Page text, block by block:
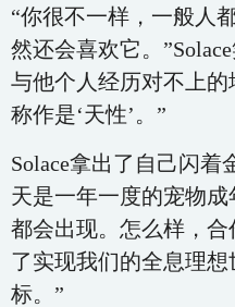
“你很不一样，一般人
然还会喜欢它。
与他个人经历对不上的
称作是‘天性’。”
Solace拿出了自己闪着
天是一年一度的宠物
都会出现。怎么样，
了实现我们的全息理
标。”